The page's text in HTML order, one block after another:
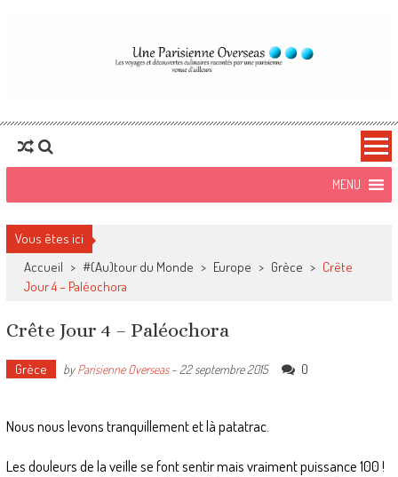
Une Parisienne
Vous êtes ici
Accueil > #(Au)tour du Monde > Europe > Grèce > Crête
Jour 4 – Paléochora
Crête Jour 4 – Paléochora
Grèce byParisienne Overseas- 22 septembre 2015 0
Nous nous levons tranquillement et là patatrac.
Les douleurs de la veille se font sentir mais vraiment puissance 100 !